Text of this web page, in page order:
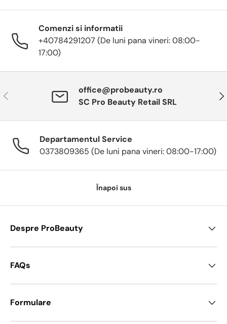
Comenzi si informatii
+40784291207 (De luni pana vineri: 08:00-
17:00)
Anterior
office@probeauty.ro
SC Pro Beauty Retail SRL
Departamentul Service
0373809365 (De luni pana vineri: 08:00-17:00)
Înapoi sus
Despre ProBeauty
FAQs
Formulare